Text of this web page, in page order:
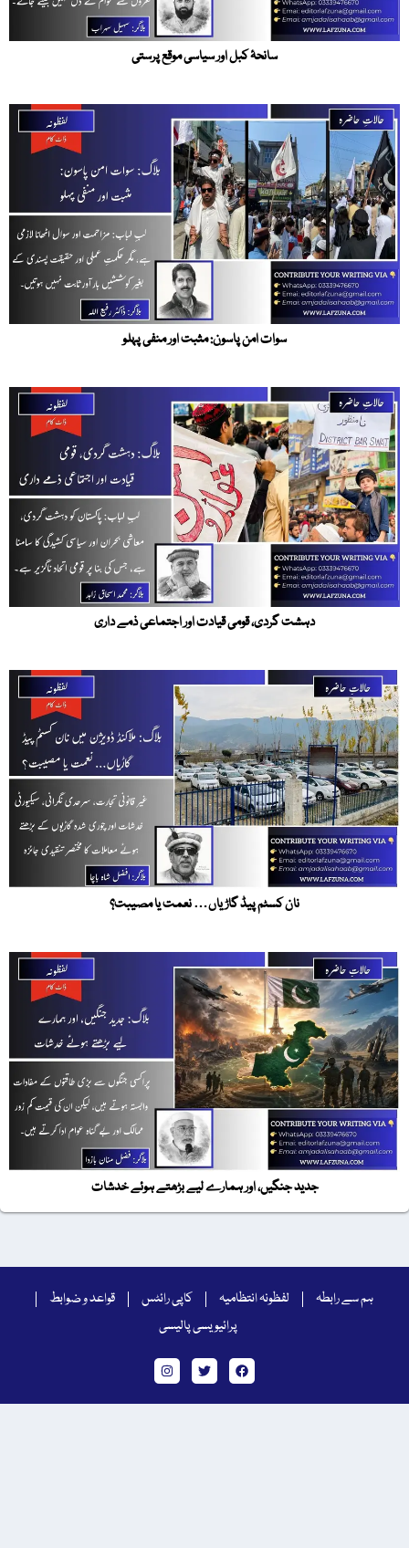
سانحۂ کبل اور سیاسی موقع پرستی
سوات امن پاسون: مثبت اور منفی پہلو
دہشت گردی، قومی قیادت اور اجتماعی ذمے داری
نان کسٹم پیڈ گاڑیاں… نعمت یا مصیبت؟
جدید جنگیں، اور ہمارے لیے بڑھتے ہوئے خدشات
ہم سے رابطہ لفظونہ انتظامیہ کاپی رائٹس
قواعد و ضوابط
پرائیویسی پالیسی